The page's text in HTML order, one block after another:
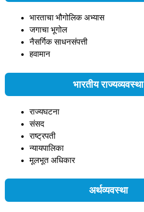
भारताचा भौगोलिक अभ्यास
जगाचा भूगोल
नैसर्गिक साधनसंपत्ती
हवामान
भारतीय राज्यव्यवस्था
राज्यघटना
संसद
राष्ट्रपती
न्यायपालिका
मूलभूत अधिकार
अर्थव्यवस्था